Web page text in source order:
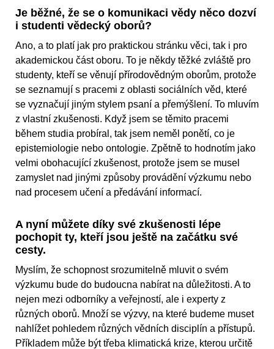
Je běžné, že se o komunikaci vědy něco dozví
i studenti vědecký oborů?
Ano, a to platí jak pro praktickou stránku věci, tak i pro
akademickou část oboru. To je někdy těžké zvláště pro
studenty, kteří se věnují přírodovědným oborům, protože
se seznamují s pracemi z oblasti sociálních věd, které
se vyznačují jiným stylem psaní a přemýšlení. To mluvím
z vlastní zkušenosti. Když jsem se těmito pracemi
během studia probíral, tak jsem neměl ponětí, co je
epistemiologie nebo ontologie. Zpětně to hodnotím jako
velmi obohacující zkušenost, protože jsem se musel
zamyslet nad jinými způsoby provádění výzkumu nebo
nad procesem učení a předávání informací.
A nyní můžete díky své zkušenosti lépe
pochopit ty, kteří jsou ještě na začátku své
cesty.
Myslím, že schopnost srozumitelně mluvit o svém
výzkumu bude do budoucna nabírat na důležitosti. A to
nejen mezi odborníky a veřejností, ale i experty z
různých oborů. Množí se výzvy, na které budeme muset
nahlížet pohledem různých vědních disciplín a přístupů.
Příkladem může být třeba klimatická krize, kterou určitě